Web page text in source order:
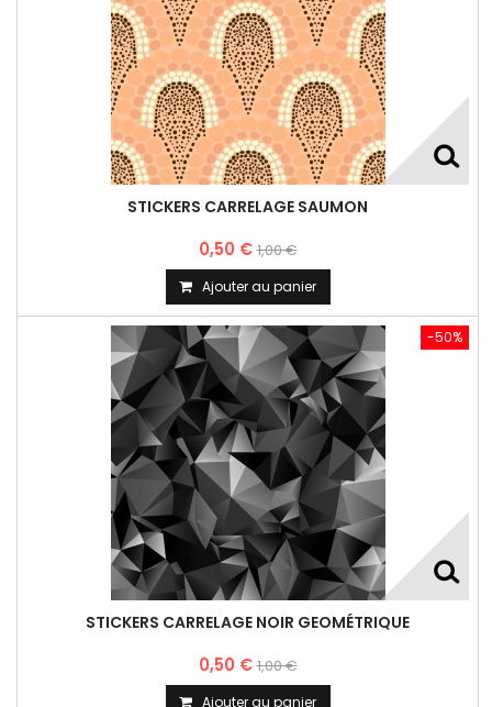
STICKERS CARRELAGE SAUMON
0,50 €1,00 €
Ajouter au panier
STICKERS CARRELAGE NOIR GEOMÉTRIQUE
0,50 €1,00 €
-50%
Ajouter au panier